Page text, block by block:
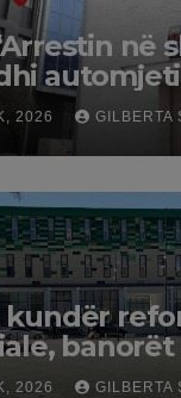
në
43-
2026 GILBERTA
kundër
banorët
2026 GILBERTA